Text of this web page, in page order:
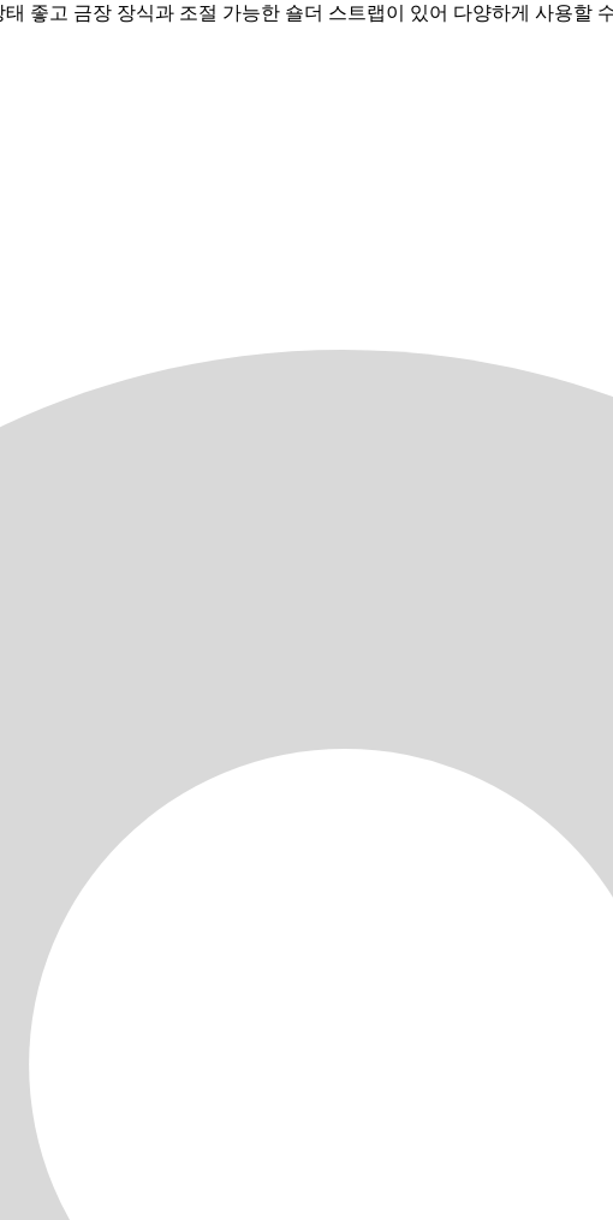
좋고 금장 장식과 조절 가능한 숄더 스트랩이 있어 다양하게 사용할